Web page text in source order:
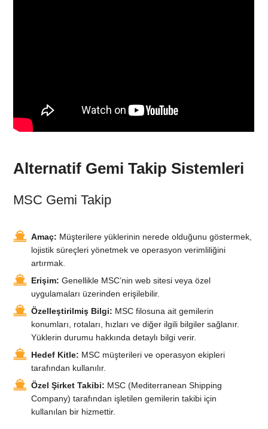
Alternatif Gemi Takip Sistemleri
MSC Gemi Takip
Amaç: Müşterilere yüklerinin nerede olduğunu göstermek,
lojistik süreçleri yönetmek ve operasyon verimliliğini
artırmak.
Erişim: Genellikle MSC’nin web sitesi veya özel
uygulamaları üzerinden erişilebilir.
Özelleştirilmiş Bilgi: MSC filosuna ait gemilerin
konumları, rotaları, hızları ve diğer ilgili bilgiler sağlanır.
Yüklerin durumu hakkında detaylı bilgi verir.
Hedef Kitle: MSC müşterileri ve operasyon ekipleri
tarafından kullanılır.
Özel Şirket Takibi: MSC (Mediterranean Shipping
Company) tarafından işletilen gemilerin takibi için
kullanılan bir hizmettir.